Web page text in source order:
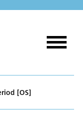
[OS]